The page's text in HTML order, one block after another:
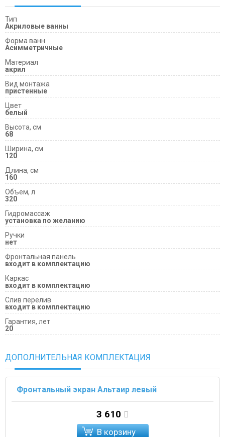
Тип
Акриловые ванны
Форма ванн
Асимметричные
Материал
акрил
Вид монтажа
пристенные
Цвет
белый
Высота, см
68
Ширина, см
120
Длина, см
160
Объем, л
320
Гидромассаж
установка по желанию
Ручки
нет
Фронтальная панель
входит в комплектацию
Каркас
входит в комплектацию
Слив перелив
входит в комплектацию
Гарантия, лет
20
ДОПОЛНИТЕЛЬНАЯ КОМПЛЕКТАЦИЯ
Фронтальный экран Альтаир левый
3 610
В корзину